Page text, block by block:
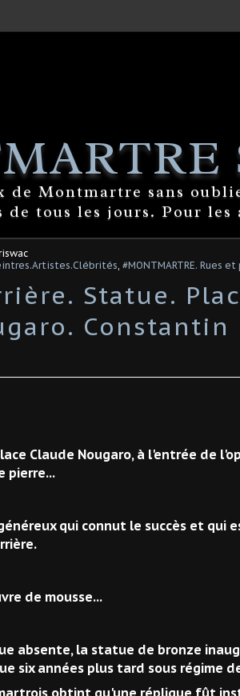
de Montmartre sans
de tous les jours. Pour les
#MONTMARTRE. Rues et
Statue.
Constantin
Claude Nougaro, à l'entrée de
pierre...
qui connut le succès et qui
de mousse...
absente, la statue de bronze
six années plus tard sous régime
obtint qu'une réplique fût